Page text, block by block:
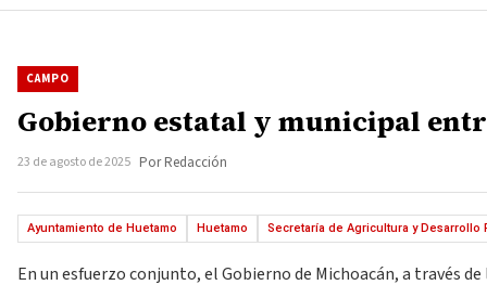
CAMPO
Gobierno estatal y municipal
23 de agosto de 2025 Por Redacción
Ayuntamiento de Huetamo Huetamo Secretaría de Agricultura y Desarrollo
En un esfuerzo conjunto, el Gobierno de Michoacán, a través